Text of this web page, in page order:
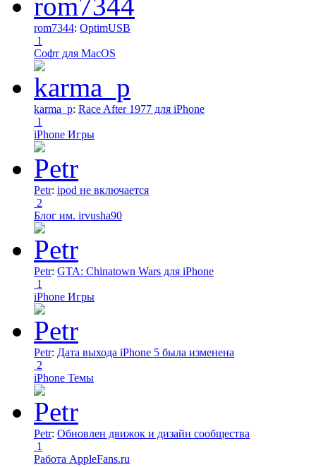
rom7344: OptimUSB
1
Софт для MacOS
karma_p: Race After 1977 для iPhone
1
iPhone Игры
Petr: ipod не включается
2
Блог им. irvusha90
Petr: GTA: Chinatown Wars для iPhone
1
iPhone Игры
Petr: Дата выхода iPhone 5 была изменена
2
iPhone Темы
Petr: Обновлен движок и дизайн сообщества
1
Работа AppleFans.ru